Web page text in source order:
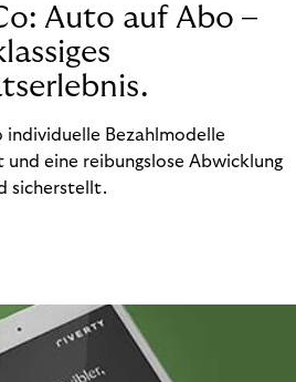
Auto auf Abo –
individuelle Bezahlmodelle
eine reibungslose Abwicklung
sicherstellt.